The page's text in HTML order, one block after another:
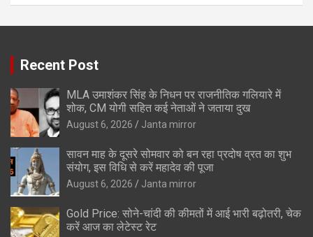
Recent Post
MLA उमाशंकर सिंह के निधन पर राजनीतिक गलियारे में
शोक, CM योगी सहित कई नेताओं ने जताया दुख
August 6, 2026 Janta mirror
सावन माह के दूसरे सोमवार को बन रहा प्रदोष व्रत का शुभ
संयोग, इस विधि से करें महादेव की पूजा
August 6, 2026 Janta mirror
Gold Price: सोने-चांदी की कीमतों में आई भारी बढ़ोतरी, चेक
करें आज का लेटेस्ट रेट